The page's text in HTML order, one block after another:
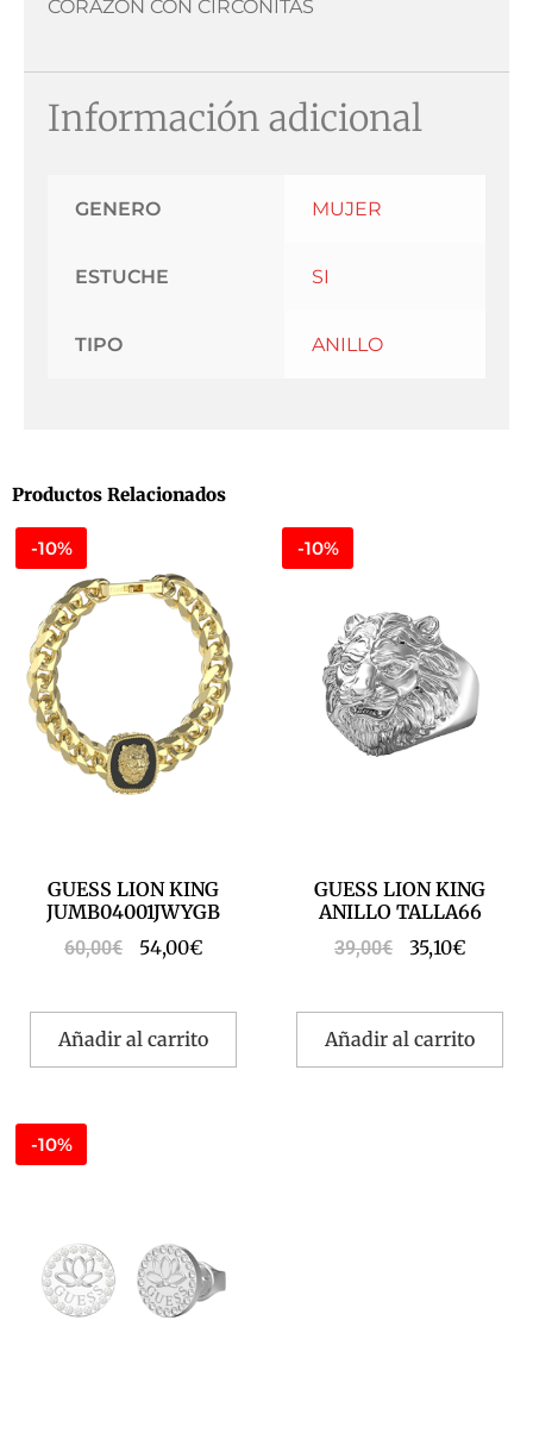
CORAZÓN CON CIRCONITAS
Información adicional
GENERO MUJER
ESTUCHE SI
TIPO ANILLO
Productos Relacionados
-10%
GUESS LION KING
JUMB04001JWYGB
60,00€ 54,00€
Añadir al carrito
-10%
GUESS LION KING
ANILLO TALLA66
39,00€ 35,10€
Añadir al carrito
-10%